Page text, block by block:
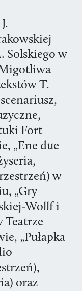
Solskiego w
T.
Fort
„Ene due
w
„Gry
Wollf i
Teatrze
„Pułapka
oraz